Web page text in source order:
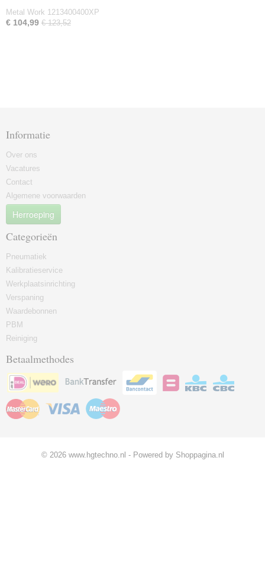
Metal Work 1213400400XP
€ 104,99 € 123,52
Informatie
Over ons
Vacatures
Contact
Algemene voorwaarden
Herroeping
Categorieën
Pneumatiek
Kalibratieservice
Werkplaatsinrichting
Verspaning
Waardebonnen
PBM
Reiniging
Betaalmethodes
© 2026 www.hgtechno.nl - Powered by Shoppagina.nl